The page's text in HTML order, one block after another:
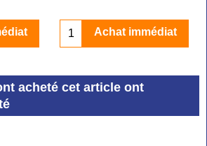
Achat immédiat
acheté cet article ont